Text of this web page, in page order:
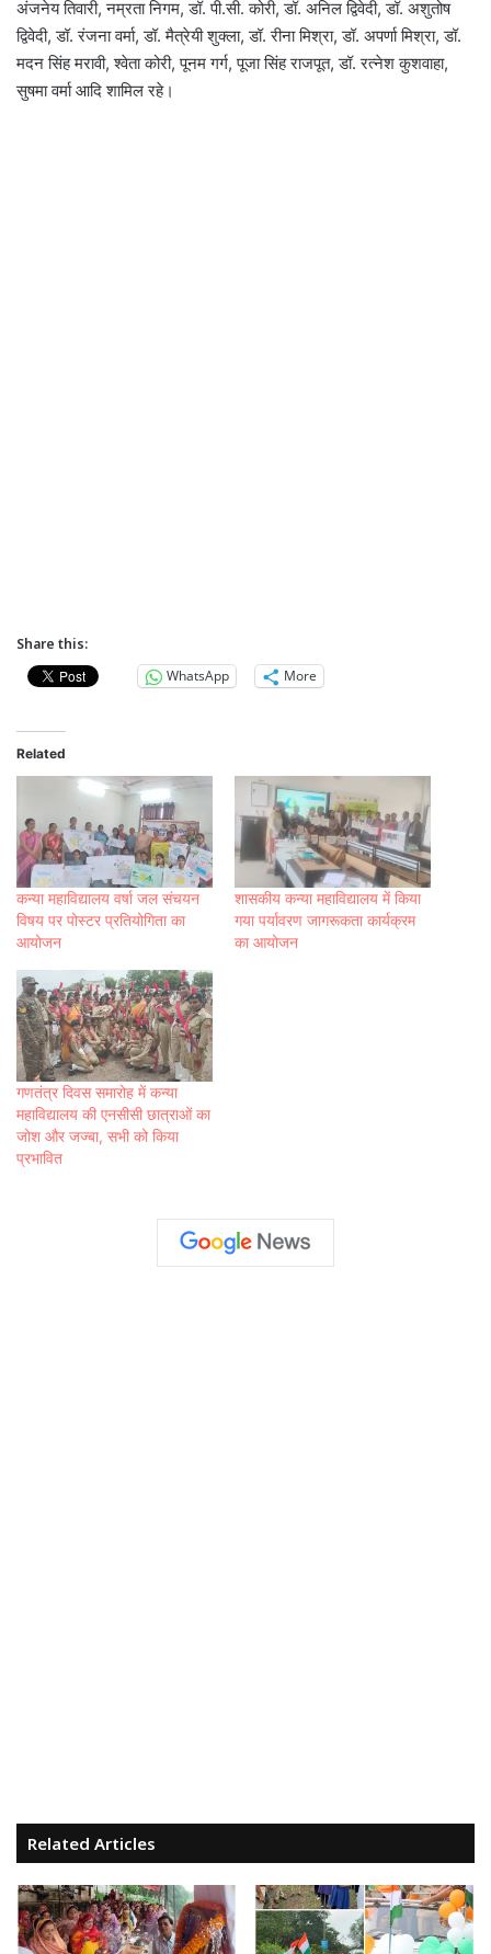
अंजनेय तिवारी, नम्रता निगम, डॉ. पी.सी. कोरी, डॉ. अनिल द्विवेदी, डॉ. अशुतोष
द्विवेदी, डॉ. रंजना वर्मा, डॉ. मैत्रेयी शुक्ला, डॉ. रीना मिश्रा, डॉ. अपर्णा मिश्रा, डॉ.
मदन सिंह मरावी, श्वेता कोरी, पूनम गर्ग, पूजा सिंह राजपूत, डॉ. रत्नेश कुशवाहा,
सुषमा वर्मा आदि शामिल रहे।
Share this:
WhatsApp
More
Related
कन्या महाविद्यालय वर्षा जल संचयन
विषय पर पोस्टर प्रतियोगिता का
आयोजन
शासकीय कन्या महाविद्यालय में किया
गया पर्यावरण जागरूकता कार्यक्रम
का आयोजन
गणतंत्र दिवस समारोह में कन्या
महाविद्यालय की एनसीसी छात्राओं का
जोश और जज्बा, सभी को किया
प्रभावित
Related Articles